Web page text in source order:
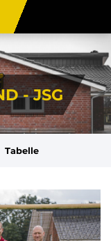
- JSG
Tabelle